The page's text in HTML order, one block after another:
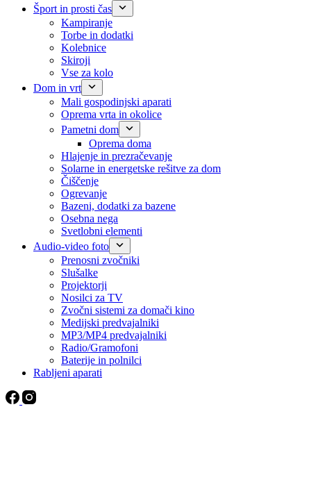
Šport in prosti čas
Kampiranje
Torbe in dodatki
Kolebnice
Skiroji
Vse za kolo
Dom in vrt
Mali gospodinjski aparati
Oprema vrta in okolice
Pametni dom
Oprema doma
Hlajenje in prezračevanje
Solarne in energetske rešitve za dom
Čiščenje
Ogrevanje
Bazeni, dodatki za bazene
Osebna nega
Svetlobni elementi
Audio-video foto
Prenosni zvočniki
Slušalke
Projektorji
Nosilci za TV
Zvočni sistemi za domači kino
Medijski predvajalniki
MP3/MP4 predvajalniki
Radio/Gramofoni
Baterije in polnilci
Rabljeni aparati